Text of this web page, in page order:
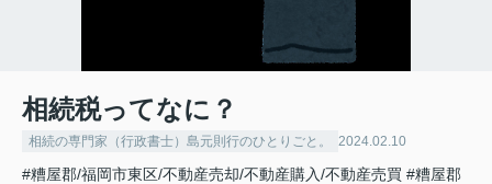
相続税ってなに？
相続の専門家（行政書士）島元則行のひとりごと。 2024.02.10
#糟屋郡/福岡市東区/不動産売却/不動産購入/不動産売買 #糟屋郡